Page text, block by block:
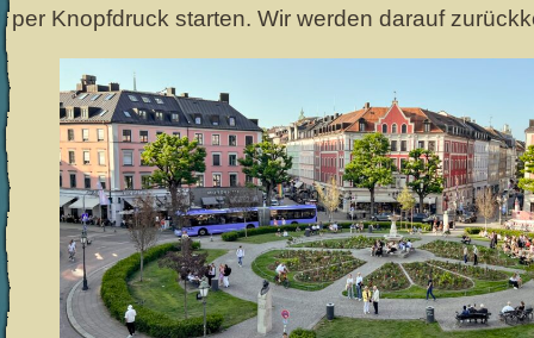
per Knopfdruck starten. Wir werden darauf